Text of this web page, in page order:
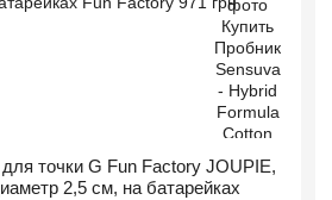
точки G Fun Factory JOUPIE,
2,5 см, на батарейках